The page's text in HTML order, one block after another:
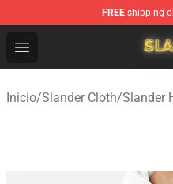
FREE shipping
Open menu
Slander Shop - Official
Inicio/Slander Cloth/Slander